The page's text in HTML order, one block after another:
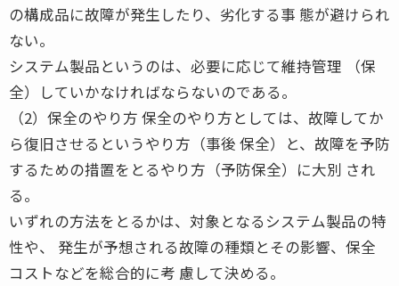
の構成品に故障が発生したり、劣化する事 態が避けられ
ない。
システム製品というのは、必要に応じて維持管理 （保
全）していかなければならないのである。
（2）保全のやり方 保全のやり方としては、故障してか
ら復旧させるというやり方（事後 保全）と、故障を予防
するための措置をとるやり方（予防保全）に大別 され
る。
いずれの方法をとるかは、対象となるシステム製品の特
性や、 発生が予想される故障の種類とその影響、保全
コストなどを総合的に考 慮して決める。